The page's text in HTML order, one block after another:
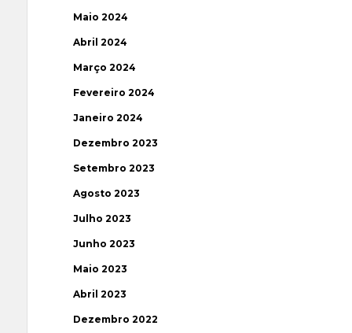
Maio 2024
Abril 2024
Março 2024
Fevereiro 2024
Janeiro 2024
Dezembro 2023
Setembro 2023
Agosto 2023
Julho 2023
Junho 2023
Maio 2023
Abril 2023
Dezembro 2022